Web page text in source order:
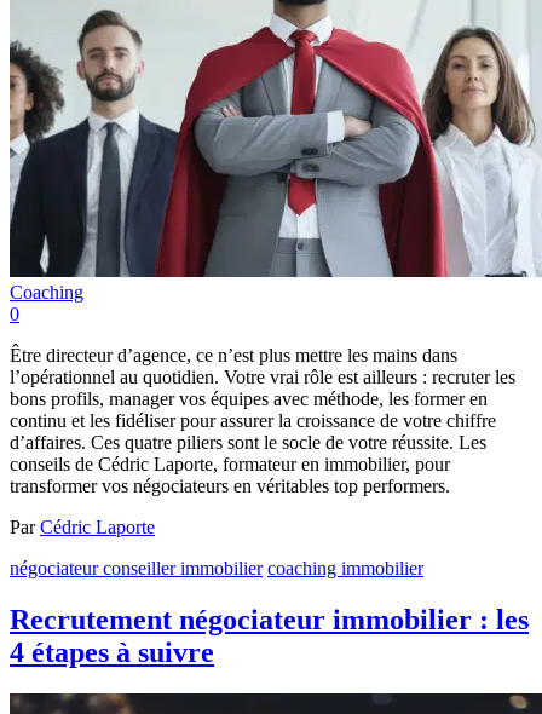
Coaching
0
Être directeur d’agence, ce n’est plus mettre les mains dans
l’opérationnel au quotidien. Votre vrai rôle est ailleurs : recruter les
bons profils, manager vos équipes avec méthode, les former en
continu et les fidéliser pour assurer la croissance de votre chiffre
d’affaires. Ces quatre piliers sont le socle de votre réussite. Les
conseils de Cédric Laporte, formateur en immobilier, pour
transformer vos négociateurs en véritables top performers.
ParCédric Laporte
négociateur conseiller immobilier coaching immobilier
Recrutement négociateur immobilier : les
4 étapes à suivre